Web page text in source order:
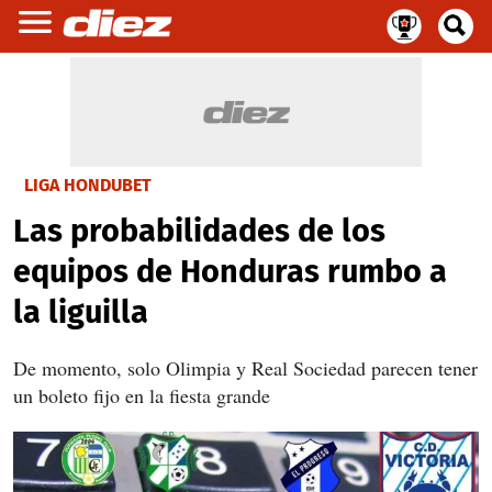
LIGA HONDUBET
Las probabilidades de los
equipos de Honduras rumbo a
la liguilla
De momento, solo Olimpia y Real Sociedad parecen tener
un boleto fijo en la fiesta grande